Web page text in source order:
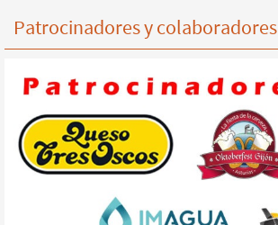
Patrocinadores y colaboradores